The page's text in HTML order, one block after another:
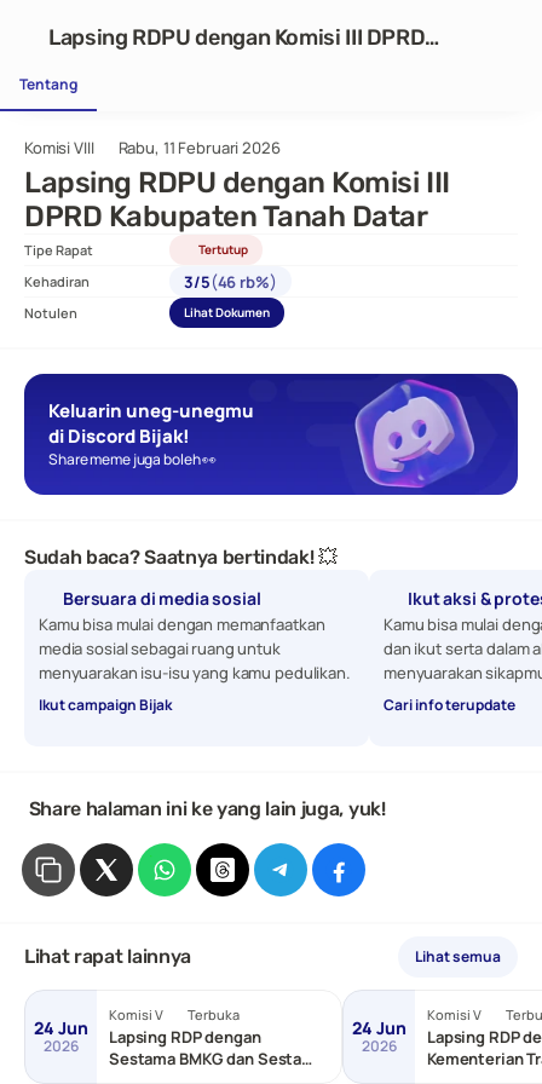
Komisi VIII Rabu, 11 Februari 2026
Lapsing RDPU dengan Komisi III
DPRD Kabupaten Tanah Datar
Tipe Rapat Tertutup
Kehadiran 3/5(46 rb%)
Notulen Lihat Dokumen
Keluarin uneg-unegmu
di Discord Bijak!
Share meme juga boleh 👀
Sudah baca? Saatnya bertindak! 💥
Bersuara di media sosial
Kamu bisa mulai dengan memanfaatkan
media sosial sebagai ruang untuk
menyuarakan isu-isu yang kamu pedulikan.
Ikut campaign Bijak
Ikut aksi &
Kamu bisa mulai
dan ikut serta dalam
menyuarakan
Cari info terupdate
Share halaman ini ke yang lain juga, yuk!
Lihat rapat lainnya Lihat semua
24 Jun
2026
Komisi V Terbuka
Lapsing RDP dengan
Sestama BMKG dan Sestama
24 Jun
2026
Komisi V
Lapsing RDP
Kementerian
Lapsing RDPU dengan Komisi III DPRD
Tentang